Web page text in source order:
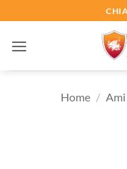
ai
contenuti
Home / Ami